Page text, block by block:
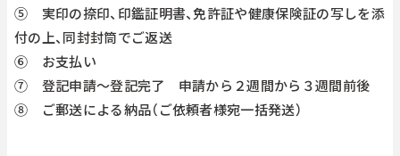
⑤ 実印の捺印、印鑑証明書、免許証や健康保険証の写しを添
付の上、同封封筒でご返送
⑥ お支払い
⑦ 登記申請～登記完了 申請から２週間から３週間前後
⑧ ご郵送による納品（ご依頼者様宛一括発送）